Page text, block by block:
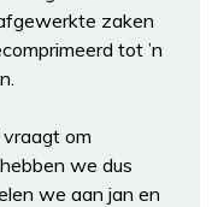
zaken
tot ’n
om
we dus
we aan jan en